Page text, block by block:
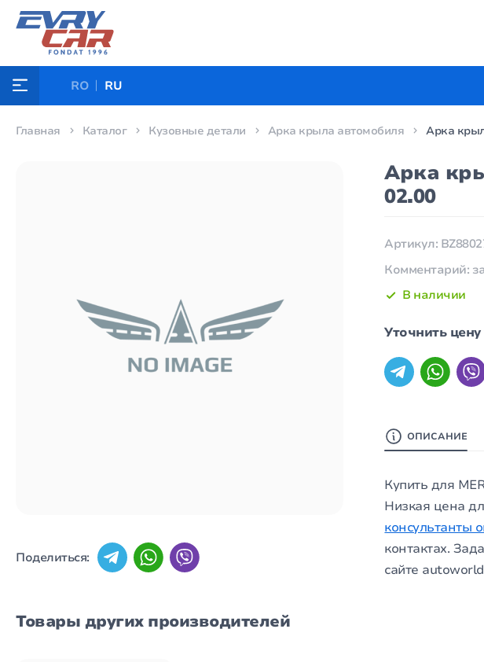
RO RU
Главная Каталог Кузовные детали Арка крыла автомобиля Арка
Поделиться:
Арка
02.00
Артикул:
Комментарий:
В наличии
Уточнить
ОПИСАНИЕ
Купить для
Низкая цена
консультанты
контактах.
сайте
Товары других производителей